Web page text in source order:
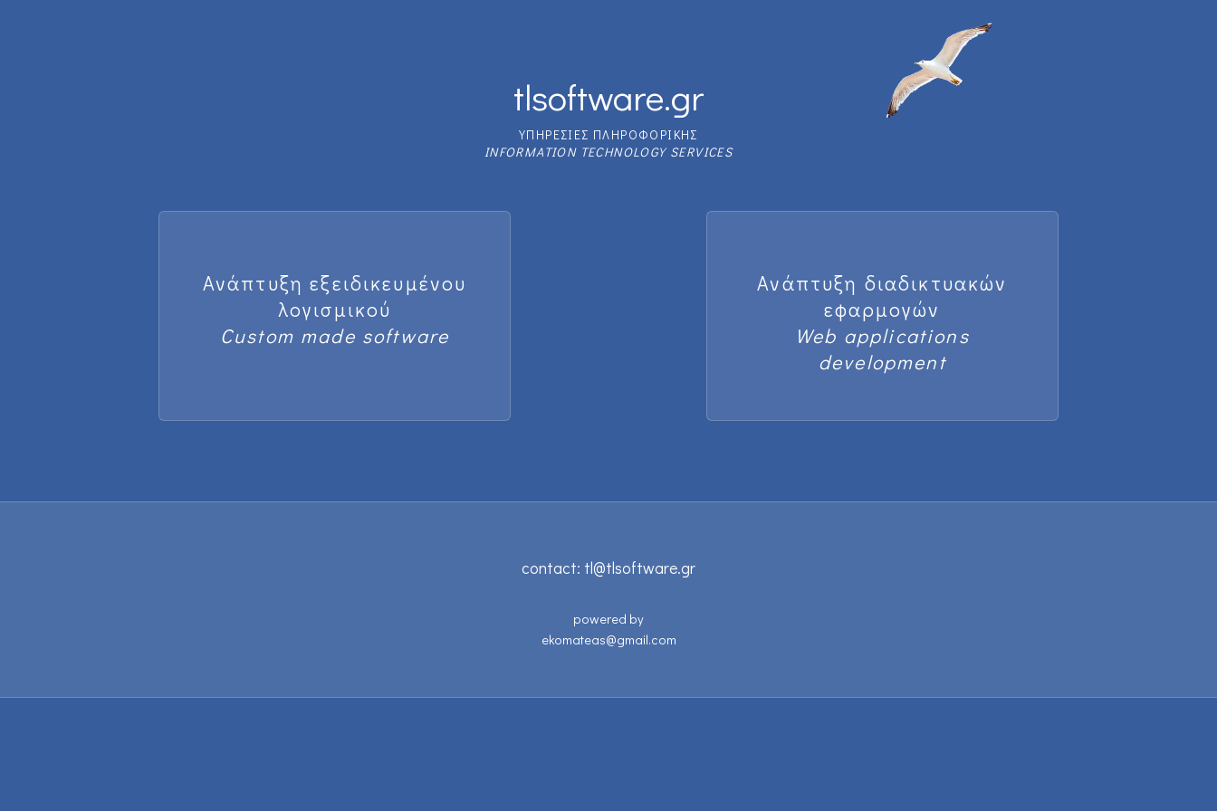
tlsoftware.gr
ΥΠΗΡΕΣΙΕΣ ΠΛΗΡΟΦΟΡΙΚΗΣ
INFORMATION TECHNOLOGY SERVICES
Ανάπτυξη εξειδικευμένου
λογισμικού
Custom made software
Ανάπτυξη διαδικτυακών
εφαρμογών
Web applications
development
contact: tl@tlsoftware.gr
powered by
ekomateas@gmail.com